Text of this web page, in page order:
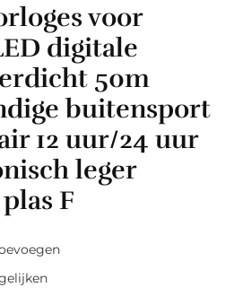
voor
digitale
50m
buitensport
12 uur/24 uur
leger
F